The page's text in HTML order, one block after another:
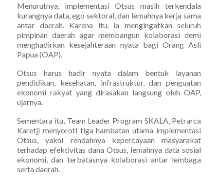
Menurutnya, implementasi Otsus masih terkendala
kurangnya data, ego sektoral, dan lemahnya kerja sama
antar daerah. Karena itu, ia mengingatkan seluruh
pimpinan daerah agar membangun kolaborasi demi
menghadirkan kesejahteraan nyata bagi Orang Asli
Papua (OAP).
Otsus harus hadir nyata dalam bentuk layanan
pendidikan, kesehatan, infrastruktur, dan penguatan
ekonomi rakyat yang dirasakan langsung oleh OAP,
ujarnya.
Sementara itu, Team Leader Program SKALA, Petrarca
Karetji menyoroti tiga hambatan utama implementasi
Otsus, yakni rendahnya kepercayaan masyarakat
terhadap efektivitas dana Otsus, lemahnya data sosial
ekonomi, dan terbatasnya kolaborasi antar lembaga
serta daerah.